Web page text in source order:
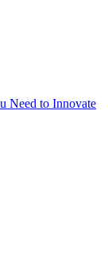
Need to Innovate